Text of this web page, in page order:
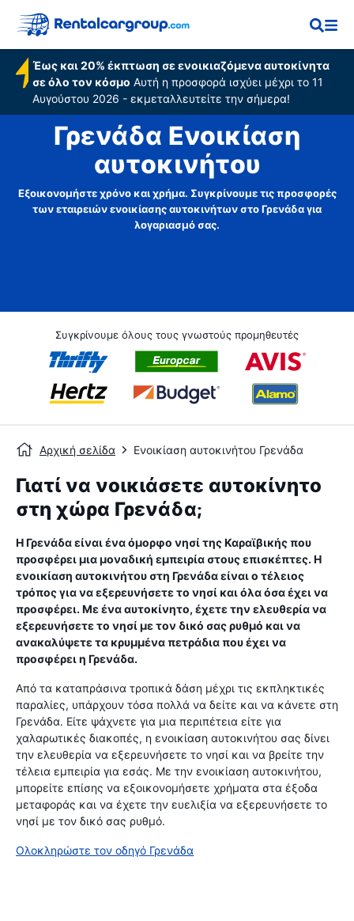
Έως και 20% έκπτωση σε ενοικιαζόμενα αυτοκίνητα
σε όλο τον κόσμο Αυτή η προσφορά ισχύει μέχρι το 11
Αυγούστου 2026 - εκμεταλλευτείτε την σήμερα!
Γρενάδα Ενοικίαση
αυτοκινήτου
Εξοικονομήστε χρόνο και χρήμα. Συγκρίνουμε τις προσφορές
των εταιρειών ενοικίασης αυτοκινήτων στο Γρενάδα για
λογαριασμό σας.
Συγκρίνουμε όλους τους γνωστούς προμηθευτές
Αρχική σελίδα Ενοικίαση αυτοκινήτου Γρενάδα
Γιατί να νοικιάσετε αυτοκίνητο
στη χώρα Γρενάδα;
Η Γρενάδα είναι ένα όμορφο νησί της Καραϊβικής που
προσφέρει μια μοναδική εμπειρία στους επισκέπτες. Η
ενοικίαση αυτοκινήτου στη Γρενάδα είναι ο τέλειος
τρόπος για να εξερευνήσετε το νησί και όλα όσα έχει να
προσφέρει. Με ένα αυτοκίνητο, έχετε την ελευθερία να
εξερευνήσετε το νησί με τον δικό σας ρυθμό και να
ανακαλύψετε τα κρυμμένα πετράδια που έχει να
προσφέρει η Γρενάδα.
Από τα καταπράσινα τροπικά δάση μέχρι τις εκπληκτικές
παραλίες, υπάρχουν τόσα πολλά να δείτε και να κάνετε στη
Γρενάδα. Είτε ψάχνετε για μια περιπέτεια είτε για
χαλαρωτικές διακοπές, η ενοικίαση αυτοκινήτου σας δίνει
την ελευθερία να εξερευνήσετε το νησί και να βρείτε την
τέλεια εμπειρία για εσάς. Με την ενοικίαση αυτοκινήτου,
μπορείτε επίσης να εξοικονομήσετε χρήματα στα έξοδα
μεταφοράς και να έχετε την ευελιξία να εξερευνήσετε το
νησί με τον δικό σας ρυθμό.
Ολοκληρώστε τον οδηγό Γρενάδα